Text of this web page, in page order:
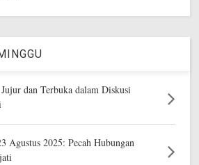
dan Terbuka dalam Diskusi
Agustus 2025: Pecah Hubungan